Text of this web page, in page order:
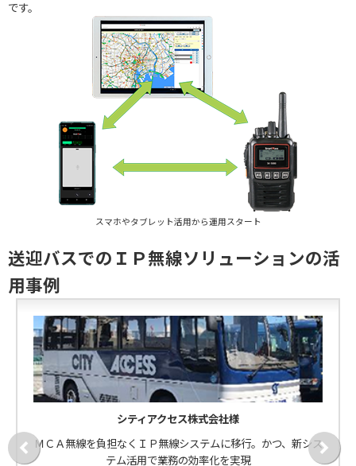
です。
スマホやタブレット活用から運用スタート
送迎バスでのＩＰ無線ソリューションの活
用事例
シティアクセス株式会社様
ＭＣＡ無線を負担なくＩＰ無線システムに移行。かつ、新シス
テム活用で業務の効率化を実現